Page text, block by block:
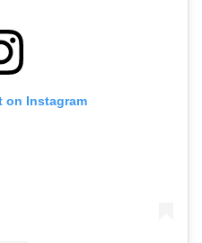
on Instagram